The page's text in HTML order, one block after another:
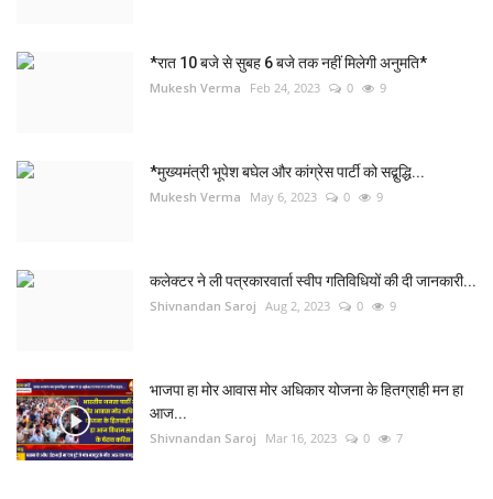
*रात 10 बजे से सुबह 6 बजे तक नहीं मिलेगी अनुमति*
Mukesh Verma Feb 24, 2023 0 9
*मुख्यमंत्री भूपेश बघेल और कांग्रेस पार्टी को सद्बुद्धि...
Mukesh Verma May 6, 2023 0 9
कलेक्टर ने ली पत्रकारवार्ता स्वीप गतिविधियों की दी जानकारी...
Shivnandan Saroj Aug 2, 2023 0 9
भाजपा हा मोर आवास मोर अधिकार योजना के हितग्राही मन हा
आज...
Shivnandan Saroj Mar 16, 2023 0 7